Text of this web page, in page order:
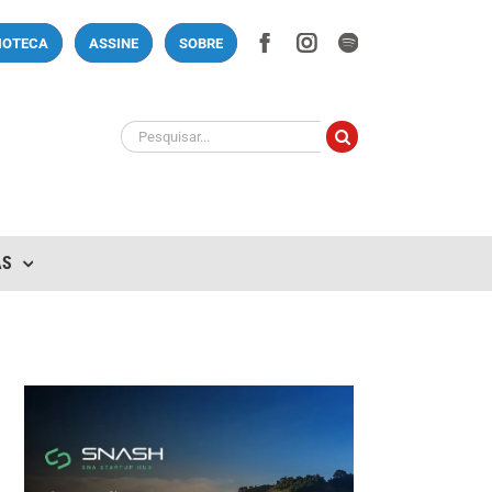
ASSINE SOBRE Facebook
Instagram
Spotify
Buscar
resultados